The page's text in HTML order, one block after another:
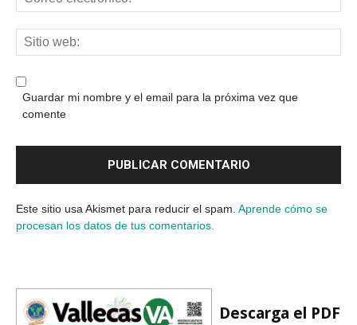
Guardar mi nombre y el email para la próxima vez que
comente
Este sitio usa Akismet para reducir el spam. Aprende cómo se
procesan los datos de tus comentarios.
Descarga el PDF